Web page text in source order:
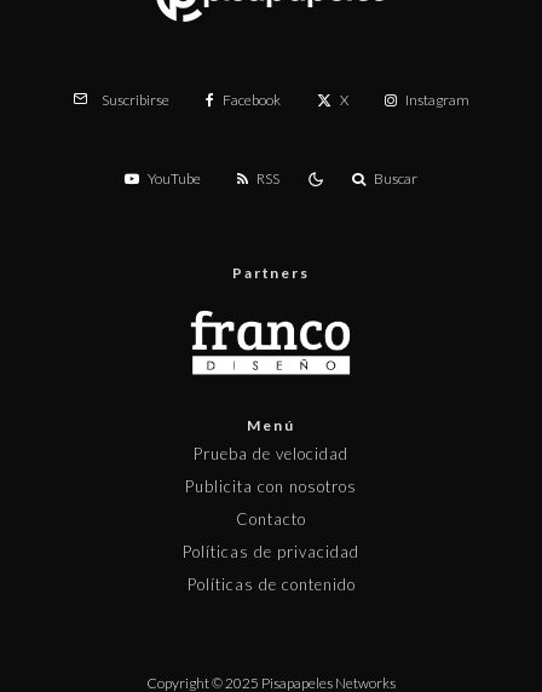
Suscribirse Facebook X Instagram
YouTube RSS Buscar
Partners
Menú
Prueba de velocidad
Publicita con nosotros
Contacto
Políticas de privacidad
Políticas de contenido
Copyright © 2025 Pisapapeles Networks